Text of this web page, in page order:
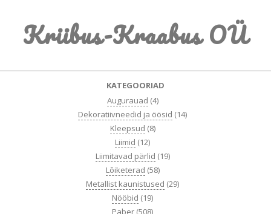
contentKriibus-Kraabus OÜ
KATEGOORIAD
Augurauad (4)
Dekoratiivneedid ja öösid (14)
Kleepsud (8)
Liimid (12)
Liimitavad pärlid (19)
Lõiketerad (58)
Metallist kaunistused (29)
Nööbid (19)
Paber (508)